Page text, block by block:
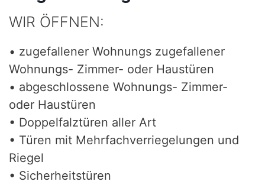
WIR ÖFFNEN:
• zugefallener Wohnungs zugefallener
Wohnungs- Zimmer- oder Haustüren
• abgeschlossene Wohnungs- Zimmer-
oder Haustüren
• Doppelfalztüren aller Art
• Türen mit Mehrfachverriegelungen und
Riegel
• Sicherheitstüren